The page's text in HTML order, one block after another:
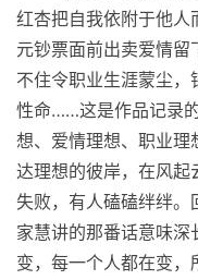
红杏把自我依附于他人
元钞票面前出卖爱情
不住令职业生涯蒙尘，
性命……这是作品记录
想、爱情理想、职业理
达理想的彼岸，在风起
失败，有人磕磕绊绊。
家慧讲的那番话意味
变，每一个人都在变